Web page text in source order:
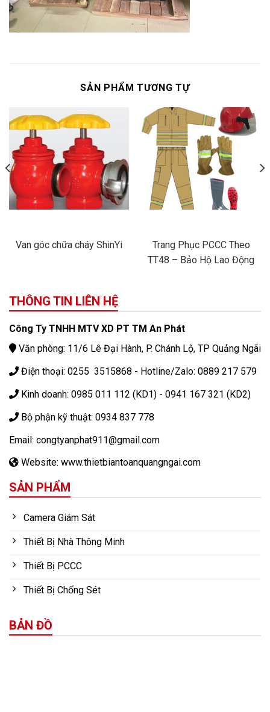
SẢN PHẨM TƯƠNG TỰ
Van góc chữa cháy ShinYi
Trang Phục PCCC Theo
TT48 – Bảo Hộ Lao Động
THÔNG TIN LIÊN HỆ
Công Ty TNHH MTV XD PT TM An Phát
Văn phòng: 11/6 Lê Đại Hành, P. Chánh Lộ, TP Quảng Ngãi
Điện thoại: 0255 3515868 - Hotline/Zalo: 0889 217 579
Kinh doanh: 0985 011 112 (KD1) - 0941 167 321 (KD2)
Bộ phận kỹ thuật: 0934 837 778
Email: congtyanphat911@gmail.com
Website: www.thietbiantoanquangngai.com
SẢN PHẨM
Camera Giám Sát
Thiết Bị Nhà Thông Minh
Thiết Bị PCCC
Thiết Bị Chống Sét
BẢN ĐỒ